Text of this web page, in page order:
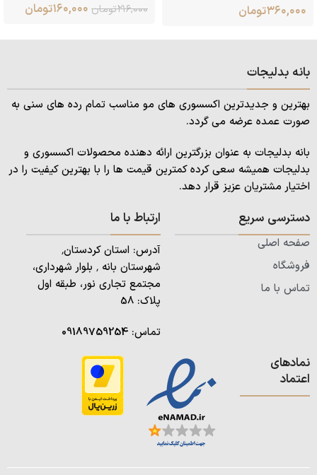
۳۶۰,۰۰۰تومان ۲۱۶,۰۰۰تومان ۱۶۰,۰۰۰تومان
بانه بدلیجات
بهترین و جدیدترین اکسسوری های مو مناسب تمام رده های سنی به
صورت عمده عرضه می گردد.
بانه بدلیجات به عنوان بزرگترین ارائه دهنده محصولات اکسسوری و
بدلیجات همیشه سعی کرده کمترین قیمت ها را با بهترین کیفیت را در
اختیار مشتریان عزیز قرار دهد.
دسترسی سریع
صفحه اصلی
فروشگاه
تماس با ما
ارتباط با ما
آدرس: استان کردستان٬
شهرستان بانه ٬ بلوار شهرداری،
مجتمع تجاری نور، طبقه اول
پلاک: 58
تماس: 09189759254
نمادهای
اعتماد